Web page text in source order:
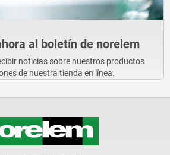
al boletín de norelem
noticias sobre nuestros productos
de nuestra tienda en línea.